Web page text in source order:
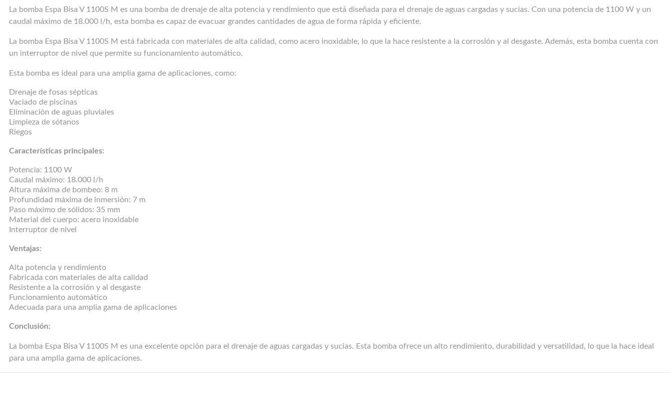
La bomba Espa Bisa V 1100S M es una bomba de drenaje de alta potencia y rendimiento que está diseñada para el drenaje de aguas cargadas y sucias. Con una potencia de 1100 W y un
caudal máximo de 18.000 l/h, esta bomba es capaz de evacuar grandes cantidades de agua de forma rápida y eficiente.
La bomba Espa Bisa V 1100S M está fabricada con materiales de alta calidad, como acero inoxidable, lo que la hace resistente a la corrosión y al desgaste. Además, esta bomba cuenta con
un interruptor de nivel que permite su funcionamiento automático.
Esta bomba es ideal para una amplia gama de aplicaciones, como:
Drenaje de fosas sépticas
Vaciado de piscinas
Eliminación de aguas pluviales
Limpieza de sótanos
Riegos
Características principales:
Potencia: 1100 W
Caudal máximo: 18.000 l/h
Altura máxima de bombeo: 8 m
Profundidad máxima de inmersión: 7 m
Paso máximo de sólidos: 35 mm
Material del cuerpo: acero inoxidable
Interruptor de nivel
Ventajas:
Alta potencia y rendimiento
Fabricada con materiales de alta calidad
Resistente a la corrosión y al desgaste
Funcionamiento automático
Adecuada para una amplia gama de aplicaciones
Conclusión:
La bomba Espa Bisa V 1100S M es una excelente opción para el drenaje de aguas cargadas y sucias. Esta bomba ofrece un alto rendimiento, durabilidad y versatilidad, lo que la hace ideal
para una amplia gama de aplicaciones.